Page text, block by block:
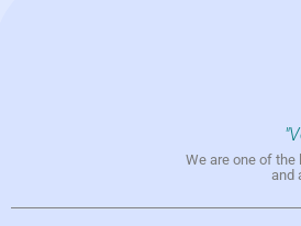
We are one of the
and